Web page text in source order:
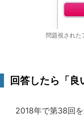
問題視された
回答したら「良
2018年で第38回を